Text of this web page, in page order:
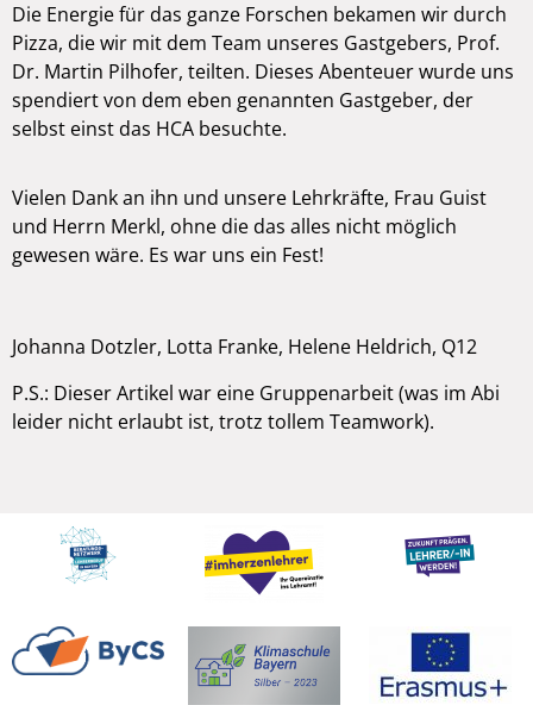
Die Energie für das ganze Forschen bekamen wir durch
Pizza, die wir mit dem Team unseres Gastgebers, Prof.
Dr. Martin Pilhofer, teilten. Dieses Abenteuer wurde uns
spendiert von dem eben genannten Gastgeber, der
selbst einst das HCA besuchte.
Vielen Dank an ihn und unsere Lehrkräfte, Frau Guist
und Herrn Merkl, ohne die das alles nicht möglich
gewesen wäre. Es war uns ein Fest!
Johanna Dotzler, Lotta Franke, Helene Heldrich, Q12
P.S.: Dieser Artikel war eine Gruppenarbeit (was im Abi
leider nicht erlaubt ist, trotz tollem Teamwork).